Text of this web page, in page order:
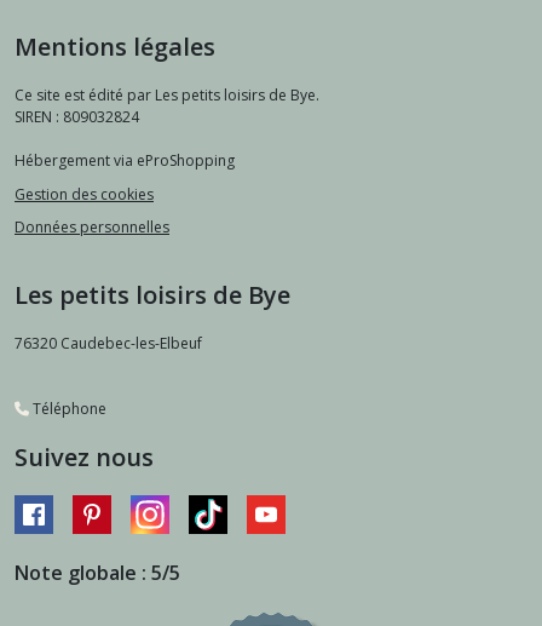
Mentions légales
Ce site est édité par Les petits loisirs de Bye.
SIREN : 809032824
Hébergement via eProShopping
Gestion des cookies
Données personnelles
Les petits loisirs de Bye
76320 Caudebec-les-Elbeuf
Téléphone
Suivez nous
Note globale : 5/5